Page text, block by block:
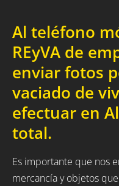
Al teléfono
REyVA de
enviar fotos
vaciado de
efectuar en
total.
Es importante que nos
mercancía y objetos